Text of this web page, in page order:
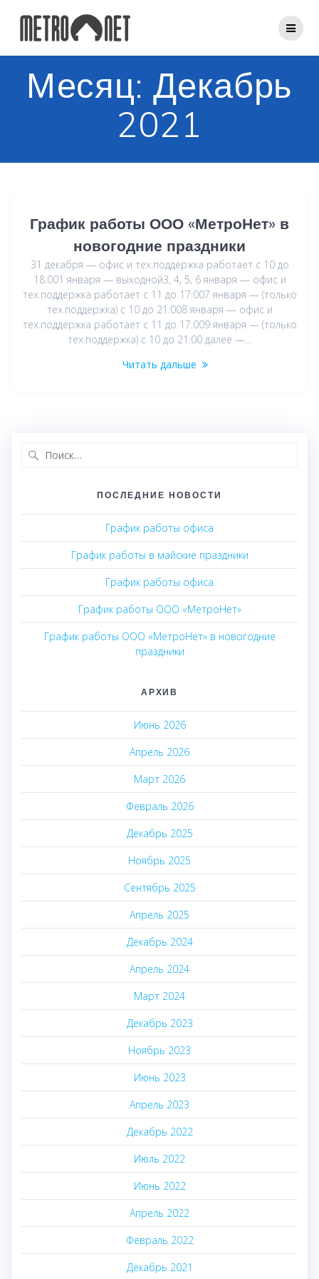
Месяц: Декабрь
2021
График работы ООО «МетроНет» в
новогодние праздники
31 декабря — офис и тех.поддержка работает с 10 до
18:001 января — выходной3, 4, 5, 6 января — офис и
тех.поддержка работает с 11 до 17:007 января — (только
тех.поддержка) с 10 до 21:008 января — офис и
тех.поддержка работает с 11 до 17:009 января — (только
тех.поддержка) с 10 до 21:00 далее —…
Читать дальше
ПОСЛЕДНИЕ НОВОСТИ
График работы офиса
График работы в майские праздники
График работы офиса
График работы ООО «МетроНет»
График работы ООО «МетроНет» в новогодние
праздники
АРХИВ
Июнь 2026
Апрель 2026
Март 2026
Февраль 2026
Декабрь 2025
Ноябрь 2025
Сентябрь 2025
Апрель 2025
Декабрь 2024
Апрель 2024
Март 2024
Декабрь 2023
Ноябрь 2023
Июнь 2023
Апрель 2023
Декабрь 2022
Июль 2022
Июнь 2022
Апрель 2022
Февраль 2022
Декабрь 2021